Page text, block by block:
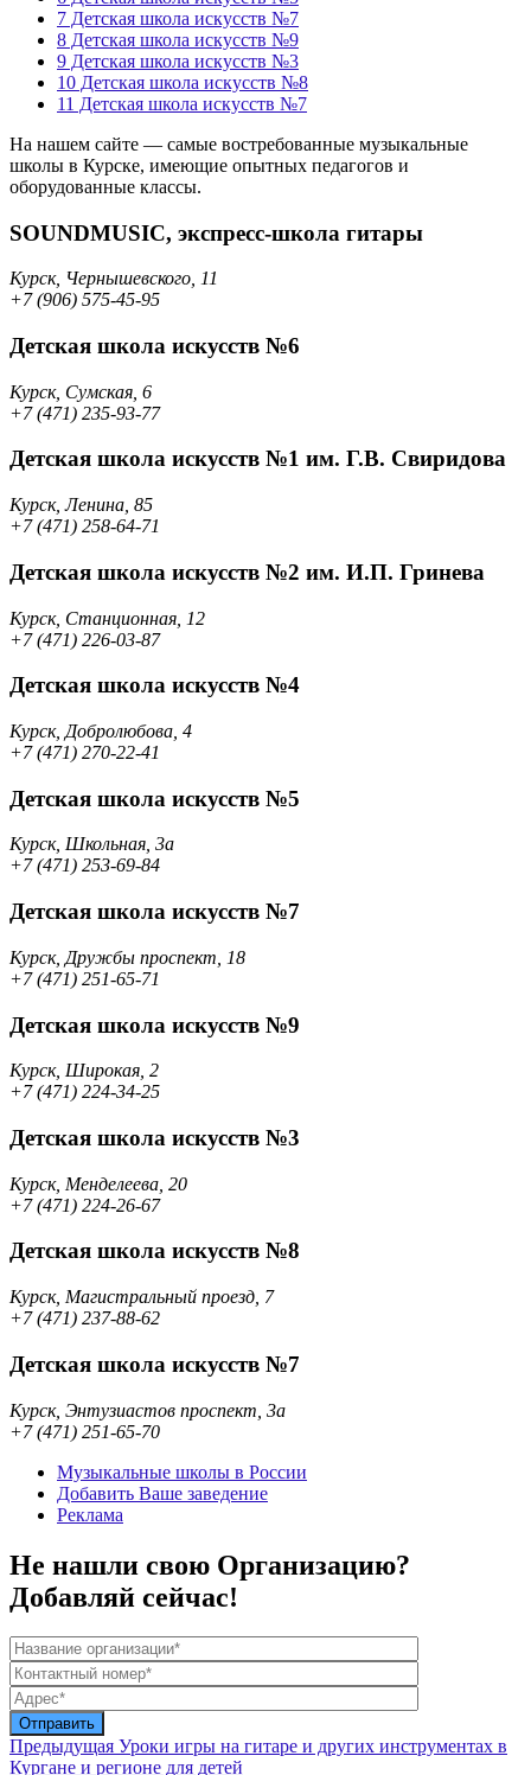
7 Детская школа искусств №7
8 Детская школа искусств №9
9 Детская школа искусств №3
10 Детская школа искусств №8
11 Детская школа искусств №7
На нашем сайте — самые востребованные музыкальные
школы в Курске, имеющие опытных педагогов и
оборудованные классы.
SOUNDMUSIC, экспресс-школа гитары
Курск, Чернышевского, 11
+7 (906) 575-45-95
Детская школа искусств №6
Курск, Сумская, 6
+7 (471) 235-93-77
Детская школа искусств №1 им. Г.В. Свиридова
Курск, Ленина, 85
+7 (471) 258-64-71
Детская школа искусств №2 им. И.П. Гринева
Курск, Станционная, 12
+7 (471) 226-03-87
Детская школа искусств №4
Курск, Добролюбова, 4
+7 (471) 270-22-41
Детская школа искусств №5
Курск, Школьная, 3а
+7 (471) 253-69-84
Детская школа искусств №7
Курск, Дружбы проспект, 18
+7 (471) 251-65-71
Детская школа искусств №9
Курск, Широкая, 2
+7 (471) 224-34-25
Детская школа искусств №3
Курск, Менделеева, 20
+7 (471) 224-26-67
Детская школа искусств №8
Курск, Магистральный проезд, 7
+7 (471) 237-88-62
Детская школа искусств №7
Курск, Энтузиастов проспект, 3а
+7 (471) 251-65-70
Музыкальные школы в России
Добавить Ваше заведение
Реклама
Не нашли свою Организацию?
Добавляй сейчас!
Предыдущая Уроки игры на гитаре и других инструментах в
Кургане и регионе для детей